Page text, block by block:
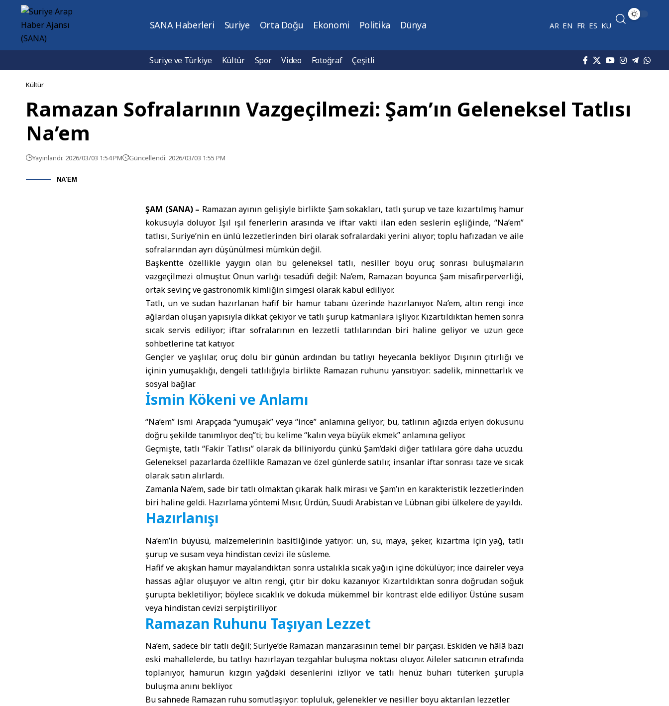
SANA Haberleri Suriye Orta Doğu Ekonomi Politika Dünya AR EN FR ES KU
Suriye ve Türkiye Kültür Spor Video Fotoğraf Çeşitli
Kültür
Ramazan Sofralarının Vazgeçilmezi: Şam’ın Geleneksel Tatlısı
Na’em
Yayınlandı: 2026/03/03 1:54 PM Güncellendi: 2026/03/03 1:55 PM
NA'EM
ŞAM (SANA) – Ramazan ayının gelişiyle birlikte Şam sokakları, tatlı şurup ve taze kızartılmış hamur
kokusuyla doluyor. Işıl ışıl fenerlerin arasında ve iftar vakti ilan eden seslerin eşliğinde, “Na’em”
tatlısı, Suriye’nin en ünlü lezzetlerinden biri olarak sofralardaki yerini alıyor; toplu hafızadan ve aile
sofralarından ayrı düşünülmesi mümkün değil.
Başkentte özellikle yaygın olan bu geleneksel tatlı, nesiller boyu oruç sonrası buluşmaların
vazgeçilmezi olmuştur. Onun varlığı tesadüfi değil: Na’em, Ramazan boyunca Şam misafirperverliği,
ortak sevinç ve gastronomik kimliğin simgesi olarak kabul ediliyor.
Tatlı, un ve sudan hazırlanan hafif bir hamur tabanı üzerinde hazırlanıyor. Na’em, altın rengi ince
ağlardan oluşan yapısıyla dikkat çekiyor ve tatlı şurup katmanlara işliyor. Kızartıldıktan hemen sonra
sıcak servis ediliyor; iftar sofralarının en lezzetli tatlılarından biri haline geliyor ve uzun gece
sohbetlerine tat katıyor.
Gençler ve yaşlılar, oruç dolu bir günün ardından bu tatlıyı heyecanla bekliyor. Dışının çıtırlığı ve
içinin yumuşaklığı, dengeli tatlılığıyla birlikte Ramazan ruhunu yansıtıyor: sadelik, minnettarlık ve
sosyal bağlar.
İsmin Kökeni ve Anlamı
“Na’em” ismi Arapçada “yumuşak” veya “ince” anlamına geliyor; bu, tatlının ağızda eriyen dokusunu
doğru şekilde tanımlıyor. deq”ti; bu kelime “kalın veya büyük ekmek” anlamına geliyor.
Geçmişte, tatlı “Fakir Tatlısı” olarak da biliniyordu çünkü Şam’daki diğer tatlılara göre daha ucuzdu.
Geleneksel pazarlarda özellikle Ramazan ve özel günlerde satılır, insanlar iftar sonrası taze ve sıcak
olarak satın alırlardı.
Zamanla Na’em, sade bir tatlı olmaktan çıkarak halk mirası ve Şam’ın en karakteristik lezzetlerinden
biri haline geldi. Hazırlama yöntemi Mısır, Ürdün, Suudi Arabistan ve Lübnan gibi ülkelere de yayıldı.
Hazırlanışı
Na’em’in büyüsü, malzemelerinin basitliğinde yatıyor: un, su, maya, şeker, kızartma için yağ, tatlı
şurup ve susam veya hindistan cevizi ile süsleme.
Hafif ve akışkan hamur mayalandıktan sonra ustalıkla sıcak yağın içine dökülüyor; ince daireler veya
hassas ağlar oluşuyor ve altın rengi, çıtır bir doku kazanıyor. Kızartıldıktan sonra doğrudan soğuk
şurupta bekletiliyor; böylece sıcaklık ve dokuda mükemmel bir kontrast elde ediliyor. Üstüne susam
veya hindistan cevizi serpiştiriliyor.
Ramazan Ruhunu Taşıyan Lezzet
Na’em, sadece bir tatlı değil; Suriye’de Ramazan manzarasının temel bir parçası. Eskiden ve hâlâ bazı
eski mahallelerde, bu tatlıyı hazırlayan tezgahlar buluşma noktası oluyor. Aileler satıcının etrafında
toplanıyor, hamurun kızgın yağdaki desenlerini izliyor ve tatlı henüz buharı tüterken şurupla
buluşma anını bekliyor.
Bu sahnede Ramazan ruhu somutlaşıyor: topluluk, gelenekler ve nesiller boyu aktarılan lezzetler.